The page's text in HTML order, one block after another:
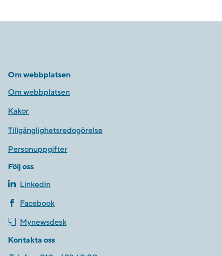
Om webbplatsen
Om webbplatsen
Kakor
Tillgänglighetsredogörelse
Personuppgifter
Följ oss
Linkedin
Facebook
Mynewsdesk
Kontakta oss